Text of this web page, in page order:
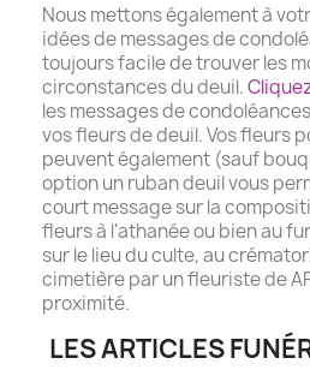
Nous mettons également à
idées de messages de
toujours facile de trouver les
circonstances du deuil.
les messages de
vos fleurs de deuil. Vos fleurs
peuvent également (sauf
option un ruban deuil vous
court message sur la
fleurs à l'athanée ou bien au
sur le lieu du culte, au
cimetière par un fleuriste de
proximité.
LES ARTICLES